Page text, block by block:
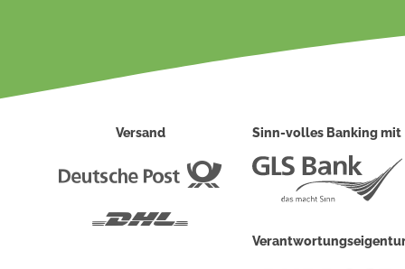
Versand
Deutsche
Sinn-volles Banking mit